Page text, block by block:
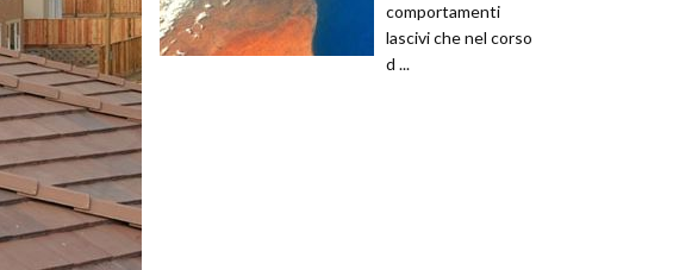
comportamenti
lascivi che nel corso
d ...